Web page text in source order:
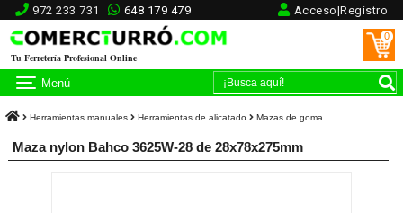
972 233 731 648 179 479 Acceso|Registro
Tu Ferretería Profesional Online
0
Menú
Herramientas manuales Herramientas de alicatado Mazas de goma
Maza nylon Bahco 3625W-28 de 28x78x275mm